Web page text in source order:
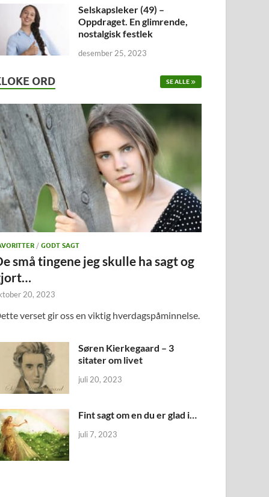
Selskapsleker (49) –
Oppdraget. En glimrende,
nostalgisk festlek
desember 25, 2023
ORD SE ALLE
/GODT SAGT
små tingene jeg skulle ha sagt og
20, 2023
verset gir oss en viktig hverdagspåminnelse.
Søren Kierkegaard – 3
sitater om livet
juli 20, 2023
Fint sagt om en du er glad i…
juli 7, 2023